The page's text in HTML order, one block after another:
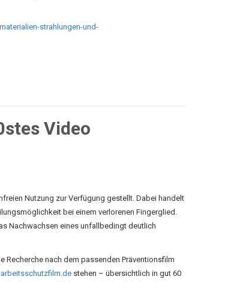
strahlungen-und-
Video
Nutzung zur Verfügung gestellt. Dabei handelt
bei einem verlorenen Fingerglied.
Nachwachsen eines unfallbedingt deutlich
nach dem passenden Präventionsfilm
stehen – übersichtlich in gut 60